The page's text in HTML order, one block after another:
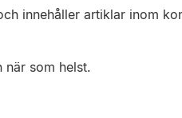
innehåller artiklar inom
när som helst.